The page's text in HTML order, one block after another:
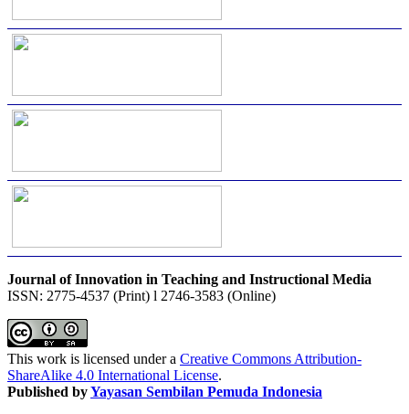
Journal of Innovation in Teaching and Instructional Media
ISSN: 2775-4537 (Print) l 2746-3583 (Online)
This work is licensed under a Creative Commons Attribution-
ShareAlike 4.0 International License.
Published byYayasan Sembilan Pemuda Indonesia